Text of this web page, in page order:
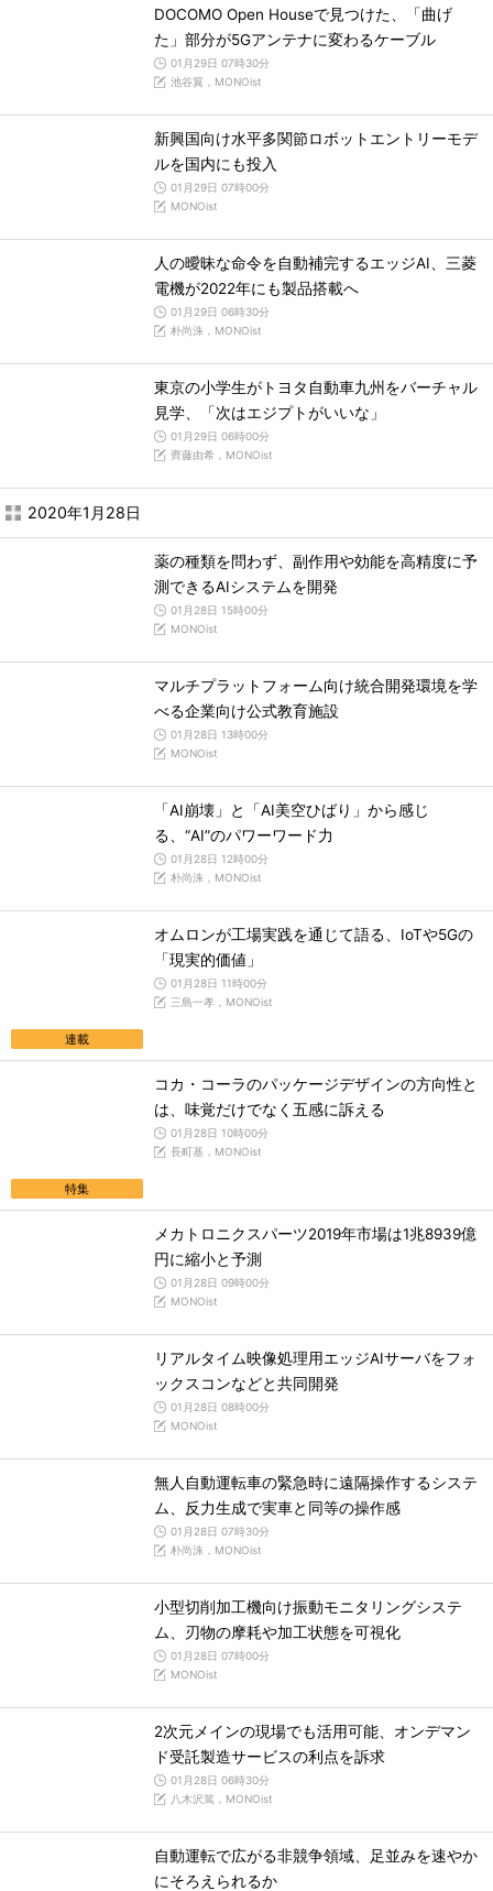
DOCOMO Open Houseで見つけた、「曲げ
た」部分が5Gアンテナに変わるケーブル
01月29日 07時30分
池谷翼，MONOist
新興国向け水平多関節ロボットエントリーモデ
ルを国内にも投入
01月29日 07時00分
MONOist
人の曖昧な命令を自動補完するエッジAI、三菱
電機が2022年にも製品搭載へ
01月29日 06時30分
朴尚洙，MONOist
東京の小学生がトヨタ自動車九州をバーチャル
見学、「次はエジプトがいいな」
01月29日 06時00分
齊藤由希，MONOist
2020年1月28日
薬の種類を問わず、副作用や効能を高精度に予
測できるAIシステムを開発
01月28日 15時00分
MONOist
マルチプラットフォーム向け統合開発環境を学
べる企業向け公式教育施設
01月28日 13時00分
MONOist
「AI崩壊」と「AI美空ひばり」から感じ
る、“AI”のパワーワード力
01月28日 12時00分
朴尚洙，MONOist
連載
オムロンが工場実践を通じて語る、IoTや5Gの
「現実的価値」
01月28日 11時00分
三島一孝，MONOist
特集
コカ・コーラのパッケージデザインの方向性と
は、味覚だけでなく五感に訴える
01月28日 10時00分
長町基，MONOist
メカトロニクスパーツ2019年市場は1兆8939億
円に縮小と予測
01月28日 09時00分
MONOist
リアルタイム映像処理用エッジAIサーバをフォ
ックスコンなどと共同開発
01月28日 08時00分
MONOist
無人自動運転車の緊急時に遠隔操作するシステ
ム、反力生成で実車と同等の操作感
01月28日 07時30分
朴尚洙，MONOist
小型切削加工機向け振動モニタリングシステ
ム、刃物の摩耗や加工状態を可視化
01月28日 07時00分
MONOist
2次元メインの現場でも活用可能、オンデマン
ド受託製造サービスの利点を訴求
01月28日 06時30分
八木沢篤，MONOist
自動運転で広がる非競争領域、足並みを速やか
にそろえられるか